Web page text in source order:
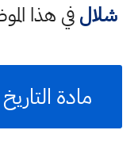
شلالفي هذا
مادة